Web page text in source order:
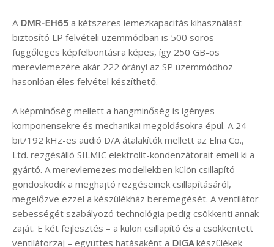
A DMR-EH65 a kétszeres lemezkapacitás kihasználást
biztosító LP felvételi üzemmódban is 500 soros
függőleges képfelbontásra képes, így 250 GB-os
merevlemezére akár 222 órányi az SP üzemmódhoz
hasonlóan éles felvétel készíthető.
A képminőség mellett a hangminőség is igényes
komponensekre és mechanikai megoldásokra épül. A 24
bit/192 kHz-es audió D/A átalakítók mellett az Elna Co.,
Ltd. rezgésálló SILMIC elektrolit-kondenzátorait emeli ki a
gyártó. A merevlemezes modellekben külön csillapító
gondoskodik a meghajtó rezgéseinek csillapításáról,
megelőzve ezzel a készülékház beremegését. A ventilátor
sebességét szabályozó technológia pedig csökkenti annak
zaját. E két fejlesztés – a külön csillapító és a csökkentett
ventilátorzaj – együttes hatásaként a DIGAkészülékek